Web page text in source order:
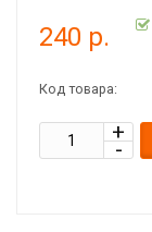
240 р.
Код товара: